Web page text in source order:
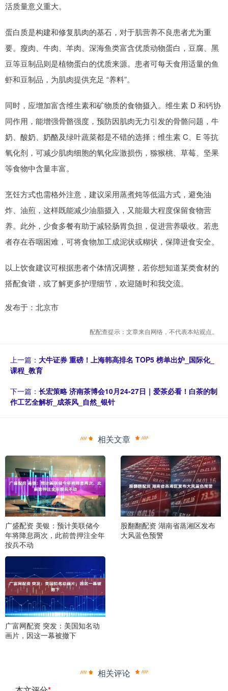
活质量意义重大。
蛋白质是构建和修复肌肉的基石，对于肌营养不良患者尤为重
要。瘦肉、牛肉、羊肉、深海鱼类富含优质动物蛋白，豆腐、黑
豆等豆制品则是植物蛋白的优质来源。患者可每天食用适量的鱼
虾和豆制品，为肌肉提供充足 “养料”。
同时，应增加富含维生素和矿物质的食物摄入。维生素 D 和钙协
同作用，能增强骨骼强度，预防因肌肉无力引发的骨骼问题，牛
奶、酸奶、奶酪及绿叶蔬菜都是不错的选择；维生素 C、E 等抗
氧化剂，可减少肌肉细胞的氧化应激损伤，猕猴桃、草莓、坚果
等食物中含量丰富。
烹饪方式也需格外注意，建议采用蒸煮炖等低温方式，避免油
炸、油煎，这样既能减少油脂摄入，又能最大程度保留食物营
养。此外，少食多餐有助于减轻肠胃负担，促进营养吸收。若患
者存在吞咽困难，可将食物加工成泥状或糊状，保障进食安全。
以上饮食建议可根据患者个体情况调整，若你想知道某类食材的
搭配食谱，或了解更多护理细节，欢迎随时和我交流。
发布于：北京市
配配查提示：文章来自网络，不代表本站观点。
上一篇： 大牛证券 重磅！上海韩高排名 TOP5 榜单出炉_国际化_
课程_教育
下一篇： 长宏策略 济南茶博会10月24-27日｜爱茶必看！白茶的制
作工艺全解析_成茶风_自然_银针
相关文章
广盛配资 美银：预计美联储今
年将降息两次，此前曾押注全年
按兵不动
股翻翻配资 湖南省蒸湘区发布
大风蓝色预警
广富网配资 突发：美国知名动
画片，因这一幕被撤下
相关评论